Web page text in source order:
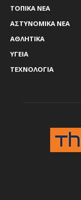
ΤΟΠΙΚΑ ΝΕΑ
ΑΣΤΥΝΟΜΙΚΑ ΝΕΑ
ΑΘΛΗΤΙΚΑ
ΥΓΕΙΑ
ΤΕΧΝΟΛΟΓΙΑ